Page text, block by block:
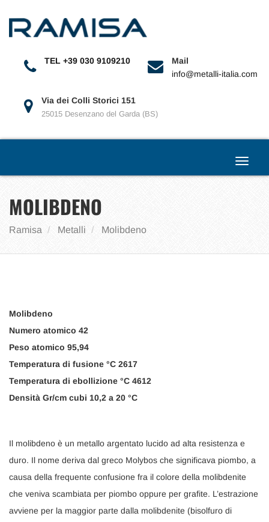
TEL +39 030 9109210
Mail
info@metalli-italia.com
Via dei Colli Storici 151
25015 Desenzano del Garda (BS)
Toggle
MOLIBDENO
Ramisa Metalli Molibdeno
Molibdeno
Numero atomico 42
Peso atomico 95,94
Temperatura di fusione °C 2617
Temperatura di ebollizione °C 4612
Densità Gr/cm cubi 10,2 a 20 °C
Il molibdeno è un metallo argentato lucido ad alta resistenza e
duro. Il nome deriva dal greco Molybos che significava piombo, a
causa della frequente confusione fra il colore della molibdenite
che veniva scambiata per piombo oppure per grafite. L’estrazione
avviene per la maggior parte dalla molibdenite (bisolfuro di